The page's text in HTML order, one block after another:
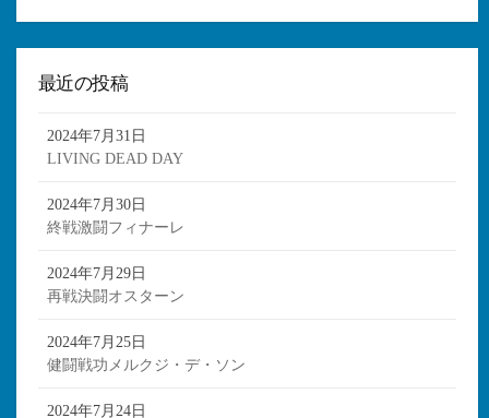
最近の投稿
2024年7月31日
LIVING DEAD DAY
2024年7月30日
終戦激闘フィナーレ
2024年7月29日
再戦決闘オスターン
2024年7月25日
健闘戦功メルクジ・デ・ソン
2024年7月24日